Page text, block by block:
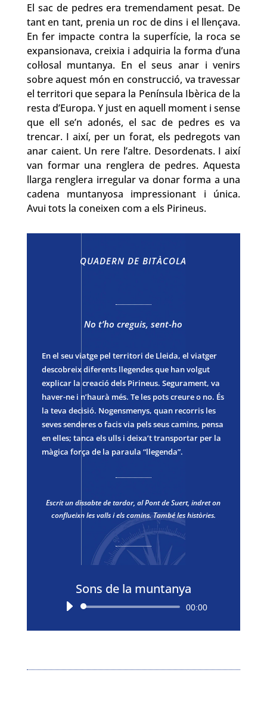
El sac de pedres era tremendament pesat. De
tant en tant, prenia un roc de dins i el llençava.
En fer impacte contra la superfície, la roca se
expansionava, creixia i adquiria la forma d’una
col·losal muntanya. En el seus anar i venirs
sobre aquest món en construcció, va travessar
el territori que separa la Península Ibèrica de la
resta d’Europa. Y just en aquell moment i sense
que ell se’n adonés, el sac de pedres es va
trencar. I així, per un forat, els pedregots van
anar caient. Un rere l’altre. Desordenats. I així
van formar una renglera de pedres. Aquesta
llarga renglera irregular va donar forma a una
cadena muntanyosa impressionant i única.
Avui tots la coneixen com a els Pirineus.
QUADERN DE BITÀCOLA
No t’ho creguis, sent-ho
En el seu viatge pel territori de Lleida, el viatger
descobreix diferents llegendes que han volgut
explicar la creació dels Pirineus. Segurament, va
haver-ne i n’haurà més. Te les pots creure o no. És
la teva decisió. Nogensmenys, quan recorris les
seves senderes o facis via pels seus camins, pensa
en elles; tanca els ulls i deixa’t transportar per la
màgica força de la paraula “llegenda”.
Escrit un dissabte de tardor, al Pont de Suert, indret on
conflueixn les valls i els camins. També les històries.
Sons de la muntanya
Reproductor
00:00